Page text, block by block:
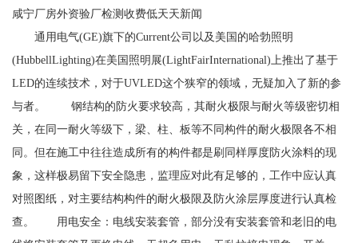
咸宁厂房外资验厂检测收费低天天新闻
通用电气(GE)旗下的Current公司以及美国的哈勃照明
(HubbellLighting)在美国照明展(LightFairInternational)上推出了基于
LED的连续技术，对于UVLED这个狭窄的领域，无疑加入了新的参
与者。 钢结构的防火要求较高，其耐火极限与耐火等级密切相
关，在同一耐火等级下，梁、柱、板等不同构件的耐火极限各不相
同。但在施工中往往造成所有的构件都是刷同样厚度防火涂料的现
象，这样极易留下安全隐患，监理应对此有足够的，工作中应认真
对照图纸，对主要结构构件的耐火极限及防火涂层厚度进行认真检
查。 用电安全：电线安装套管，部分没有安装套管和老旧的电